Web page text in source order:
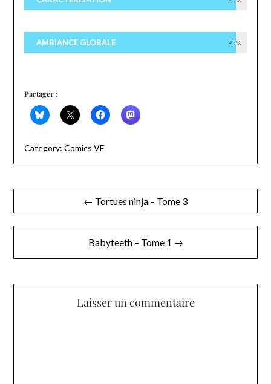
AMBIANCE GLOBALE 95%
Partager :
Category: Comics VF
Navigation
de
← Tortues ninja – Tome 3
Babyteeth – Tome 1 →
Laisser un commentaire